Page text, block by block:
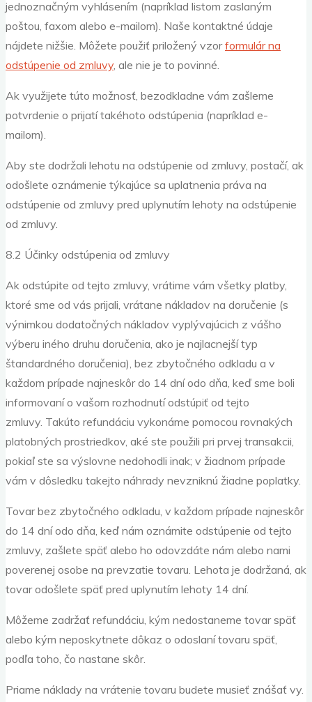
jednoznačným vyhlásením (napríklad listom zaslaným
poštou, faxom alebo e-mailom). Naše kontaktné údaje
nájdete nižšie. Môžete použiť priložený vzorformulár na
odstúpenie od zmluvy , ale nie je to povinné.
Ak využijete túto možnosť, bezodkladne vám zašleme
potvrdenie o prijatí takéhoto odstúpenia (napríklad e-
mailom).
Aby ste dodržali lehotu na odstúpenie od zmluvy, postačí, ak
odošlete oznámenie týkajúce sa uplatnenia práva na
odstúpenie od zmluvy pred uplynutím lehoty na odstúpenie
od zmluvy.
8.2 Účinky odstúpenia od zmluvy
Ak odstúpite od tejto zmluvy, vrátime vám všetky platby,
ktoré sme od vás prijali, vrátane nákladov na doručenie (s
výnimkou dodatočných nákladov vyplývajúcich z vášho
výberu iného druhu doručenia, ako je najlacnejší typ
štandardného doručenia), bez zbytočného odkladu a v
každom prípade najneskôr do 14 dní odo dňa, keď sme boli
informovaní o vašom rozhodnutí odstúpiť od tejto
zmluvy. Takúto refundáciu vykonáme pomocou rovnakých
platobných prostriedkov, aké ste použili pri prvej transakcii,
pokiaľ ste sa výslovne nedohodli inak; v žiadnom prípade
vám v dôsledku takejto náhrady nevzniknú žiadne poplatky.
Tovar bez zbytočného odkladu, v každom prípade najneskôr
do 14 dní odo dňa, keď nám oznámite odstúpenie od tejto
zmluvy, zašlete späť alebo ho odovzdáte nám alebo nami
poverenej osobe na prevzatie tovaru. Lehota je dodržaná, ak
tovar odošlete späť pred uplynutím lehoty 14 dní.
Môžeme zadržať refundáciu, kým nedostaneme tovar späť
alebo kým neposkytnete dôkaz o odoslaní tovaru späť,
podľa toho, čo nastane skôr.
Priame náklady na vrátenie tovaru budete musieť znášať vy.